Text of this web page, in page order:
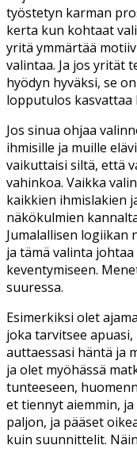
työstetyn karman
kerta kun kohtaat
yritä ymmärtää
valintaa. Ja jos yrität
hyödyn hyväksi, se
lopputulos kasvattaa
Jos sinua ohjaa
ihmisille ja muille
vaikuttaisi siltä, että
vahinkoa. Vaikka
kaikkien ihmislakien
näkökulmien
Jumalallisen logiikan
ja tämä valinta
keventymiseen.
suuressa.
Esimerkiksi olet
joka tarvitsee
auttaessasi häntä ja
ja olet myöhässä
tunteeseen,
et tiennyt aiemmin,
paljon, ja pääset
kuin suunnittelit.